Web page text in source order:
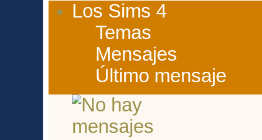
Los Sims 4
Temas
Mensajes
Último mensaje